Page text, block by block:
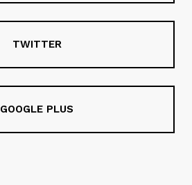
TWITTER
GOOGLE PLUS